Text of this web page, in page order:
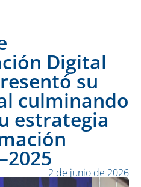
Digital
su
culminando
estrategia
2 de junio de 2026